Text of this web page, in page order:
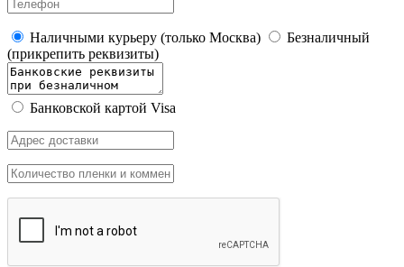
Наличными курьеру (только Москва)
Безналичный
(прикрепить реквизиты)
Банковской картой Visa